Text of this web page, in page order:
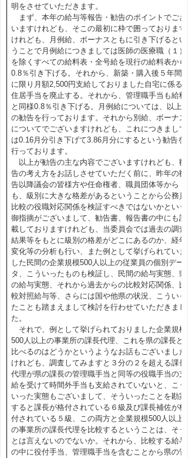
明をさせていただきます。
まず、本年の給与等報告・勧告のポイントでござ
いますけれども、そこの最初に枠で囲っております
けれども、月例給、ボーナスともに引き下げるとい
うことで月例給につきましては医師の医療職（１）
を除くすべての給料表・全号給を現行の給料表から
0.8％引き下げる。それから、新築・購入後５年間
に限り月額2,500円支給しておりました自宅に係る
住居手当を廃止する。それから、管理職手当も給料
と同様0.8％引き下げる。月例給については、以上
の勧告を行っております。それから別給、ボーナス
についてでございますけれども、これにつきまして
は0.16月分引き下げて3.86月分にするという勧告を
行っております。
以上が勧告の主な内容でございますけれども、勧
告の考え方をお話しさせていただく前に、昨年の勧
告以降議会の皆様方や任命権者、職員団体等から
も、級別に大きな格差があるということから公務員
比較の役職対応関係を検証すべきではないかという
御指摘がございまして、勧告書、報告書の中にも記
載しておりますけれども、当委員会では過去の調査
結果等をもとに級別の格差がどこにあるのか、経年
変化等の分析も行い、また例として挙げられていま
した民間の企業規模500人以上の従業員の個別デー
タ、こういったものも検証し、民間の給与実態、県
の給与実態、それから過去からの比較対応関係、比
較対照給与等、さらには国や他県の状況、こういっ
たことも踏まえまして検討を行わせていただきまし
た。
それで、例として挙げられておりました企業規模
500人以上の事業所の課長代理、これを県の課長と
比べるのはどうかというようなお話もございました
けれども、調査してみますと３分の２を超える課長
代理が県の課長の管理職手当と同等の役職手当の支
給を受けて時間外手当も支給されていないと、こう
いった実態もございまして、そういったことを勘案
すると課長が格付されている６級及び課長補佐が格
付されている５級、この両方と企業規模500人以上
の事業所の課長代理を比較するということは、そう
とは言えないのでないか。それから、比較する給与
の中に役付手当、管理職手当を含むことから県の管